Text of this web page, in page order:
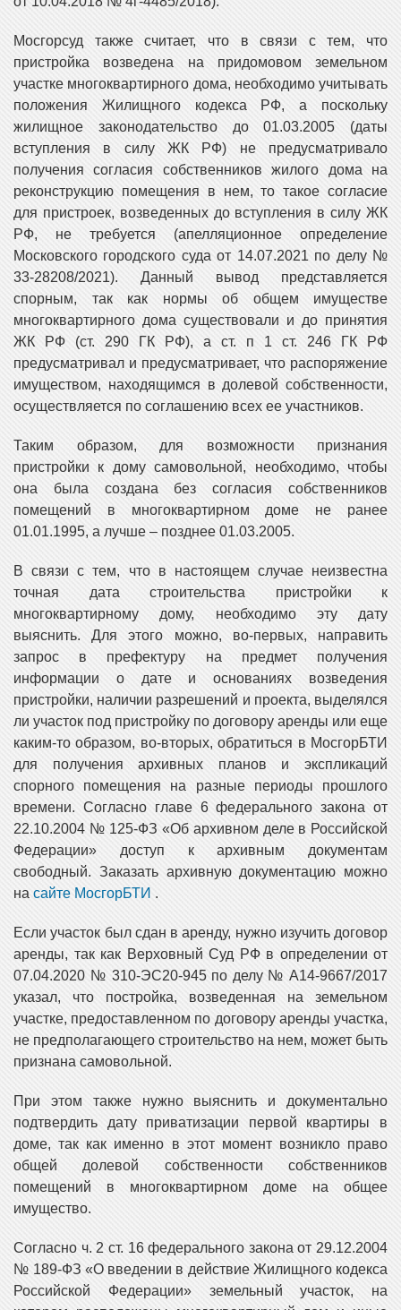
Мосгорсуд также считает, что в связи с тем, что
пристройка возведена на придомовом земельном
участке многоквартирного дома, необходимо учитывать
положения Жилищного кодекса РФ, а поскольку
жилищное законодательство до 01.03.2005 (даты
вступления в силу ЖК РФ) не предусматривало
получения согласия собственников жилого дома на
реконструкцию помещения в нем, то такое согласие
для пристроек, возведенных до вступления в силу ЖК
РФ, не требуется (апелляционное определение
Московского городского суда от 14.07.2021 по делу №
33-28208/2021). Данный вывод представляется
спорным, так как нормы об общем имуществе
многоквартирного дома существовали и до принятия
ЖК РФ (ст. 290 ГК РФ), а ст. п 1 ст. 246 ГК РФ
предусматривал и предусматривает, что распоряжение
имуществом, находящимся в долевой собственности,
осуществляется по соглашению всех ее участников.
Таким образом, для возможности признания
пристройки к дому самовольной, необходимо, чтобы
она была создана без согласия собственников
помещений в многоквартирном доме не ранее
01.01.1995, а лучше – позднее 01.03.2005.
В связи с тем, что в настоящем случае неизвестна
точная дата строительства пристройки к
многоквартирному дому, необходимо эту дату
выяснить. Для этого можно, во-первых, направить
запрос в префектуру на предмет получения
информации о дате и основаниях возведения
пристройки, наличии разрешений и проекта, выделялся
ли участок под пристройку по договору аренды или еще
каким-то образом, во-вторых, обратиться в МосгорБТИ
для получения архивных планов и экспликаций
спорного помещения на разные периоды прошлого
времени. Согласно главе 6 федерального закона от
22.10.2004 № 125-ФЗ «Об архивном деле в Российской
Федерации» доступ к архивным документам
свободный. Заказать архивную документацию можно
на сайте МосгорБТИ .
Если участок был сдан в аренду, нужно изучить договор
аренды, так как Верховный Суд РФ в определении от
07.04.2020 № 310-ЭС20-945 по делу № А14-9667/2017
указал, что постройка, возведенная на земельном
участке, предоставленном по договору аренды участка,
не предполагающего строительство на нем, может быть
признана самовольной.
При этом также нужно выяснить и документально
подтвердить дату приватизации первой квартиры в
доме, так как именно в этот момент возникло право
общей долевой собственности собственников
помещений в многоквартирном доме на общее
имущество.
Согласно ч. 2 ст. 16 федерального закона от 29.12.2004
№ 189-ФЗ «О введении в действие Жилищного кодекса
Российской Федерации» земельный участок, на